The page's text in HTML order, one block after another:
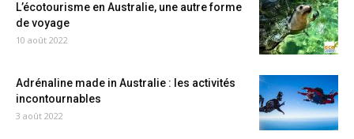
L’écotourisme en Australie, une autre forme
de voyage
10 août 2022
Adrénaline made in Australie : les activités
incontournables
3 août 2022